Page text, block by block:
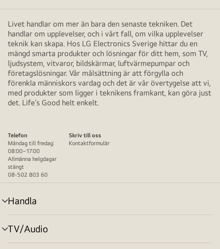
Livet handlar om mer än bara den senaste tekniken. Det
handlar om upplevelser, och i vårt fall, om vilka upplevelser
teknik kan skapa. Hos LG Electronics Sverige hittar du en
mängd smarta produkter och lösningar för ditt hem, som TV,
ljudsystem, vitvaror, bildskärmar, luftvärmepumpar och
företagslösningar. Vår målsättning är att förgylla och
förenkla människors vardag och det är vår övertygelse att vi,
med produkter som ligger i teknikens framkant, kan göra just
det. Life’s Good helt enkelt.
Telefon
Måndag till fredag:
08:00–17:00
Allmänna helgdagar
stängt
08-502 803 60
Skriv till oss
Kontaktformulär
Handla
menyväxling
TV/Audio
menyväxling